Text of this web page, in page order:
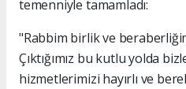
temenniyle tamamladı:
"Rabbim birlik ve
Çıktığımız bu kutlu yolda
hizmetlerimizi hayırlı ve